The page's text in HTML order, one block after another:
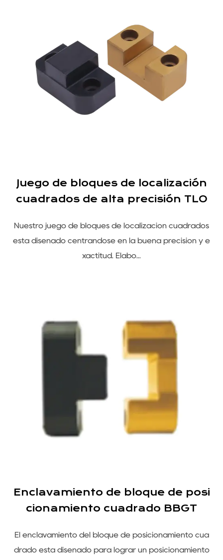
Juego de bloques de localización
cuadrados de alta precisión TLO
Nuestro juego de bloques de localización cuadrados
está diseñado centrándose en la buena precisión y e
xactitud. Elabo...
Enclavamiento de bloque de posi
cionamiento cuadrado BBGT
El enclavamiento del bloque de posicionamiento cua
drado está diseñado para lograr un posicionamiento